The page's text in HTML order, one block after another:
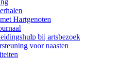
Hartgenoten
bij artsbezoek
voor naasten